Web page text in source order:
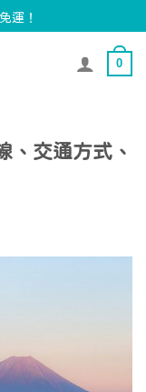
運！
0
、交通方式、